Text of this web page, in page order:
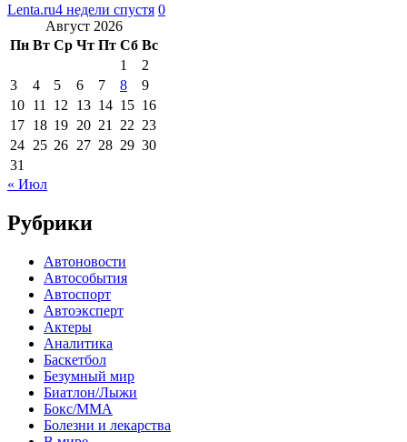
Lenta.ru4 недели спустя 0
Август 2026
Пн Вт Ср Чт Пт Сб Вс
1
2
3
4 5 6 7 8
9
10 11 12 13 14 15 16
17 18 19 20 21 22 23
24 25 26 27 28 29 30
31
« Июл
Рубрики
Автоновости
Автособытия
Автоспорт
Автоэксперт
Актеры
Аналитика
Баскетбол
Безумный мир
Биатлон/Лыжи
Бокс/MMA
Болезни и лекарства